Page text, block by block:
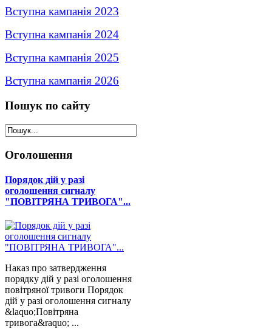
Вступна кампанія 2023
Вступна кампанія 2024
Вступна кампанія 2025
Вступна кампанія 2026
Пошук по сайту
Оголошення
Порядок дій у разі
оголошення сигналу
"ПОВІТРЯНА ТРИВОГА"...
Наказ про затвердження
порядку дій у разі оголошення
повітряної тривоги Порядок
дій у разі оголошення сигналу
&laquo;Повітряна
тривога&raquo; ...